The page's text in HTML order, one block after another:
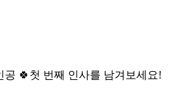
공 🍀 첫 번째 인사를 남겨보세요!